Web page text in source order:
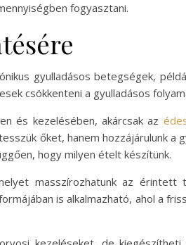
fogyasztani.
gyulladásos betegségek,
csökkenteni a gyulladásos
és kezelésében, akárcsak az
őket, hanem hozzájárulunk a
hogy milyen ételt készítünk.
masszírozhatunk az
is alkalmazható, ahol a